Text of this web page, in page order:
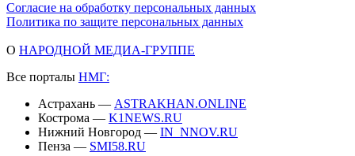
Согласие на обработку персональных данных
Политика по защите персональных данных
О НАРОДНОЙ МЕДИА-ГРУППЕ
Все порталы НМГ:
Астрахань — ASTRAKHAN.ONLINE
Кострома — K1NEWS.RU
Нижний Новгород — IN_NNOV.RU
Пенза — SMI58.RU